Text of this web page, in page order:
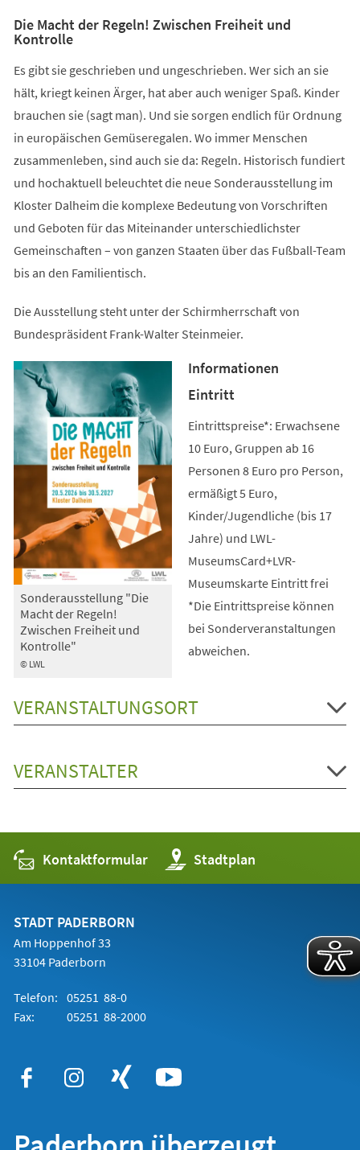
Die Macht der Regeln! Zwischen Freiheit und
Kontrolle
Es gibt sie geschrieben und ungeschrieben. Wer sich an sie
hält, kriegt keinen Ärger, hat aber auch weniger Spaß. Kinder
brauchen sie (sagt man). Und sie sorgen endlich für Ordnung
in europäischen Gemüseregalen. Wo immer Menschen
zusammenleben, sind auch sie da: Regeln. Historisch fundiert
und hochaktuell beleuchtet die neue Sonderausstellung im
Kloster Dalheim die komplexe Bedeutung von Vorschriften
und Geboten für das Miteinander unterschiedlichster
Gemeinschaften – von ganzen Staaten über das Fußball-Team
bis an den Familientisch.
Die Ausstellung steht unter der Schirmherrschaft von
Bundespräsident Frank-Walter Steinmeier.
© LWL
Sonderausstellung "Die
Macht der Regeln!
Zwischen Freiheit und
Kontrolle"
Informationen
Eintritt
Eintrittspreise*: Erwachsene
10 Euro, Gruppen ab 16
Personen 8 Euro pro Person,
ermäßigt 5 Euro,
Kinder/Jugendliche (bis 17
Jahre) und LWL-
MuseumsCard+LVR-
Museumskarte Eintritt frei
*Die Eintrittspreise können
bei Sonderveranstaltungen
abweichen.
VERANSTALTUNGSORT
VERANSTALTER
Kontaktformular Stadtplan
(Öffnet
in
einem
STADT PADERBORN
Am Hoppenhof 33
33104 Paderborn
Telefon: 05251 88-0
Fax:
05251 88-2000